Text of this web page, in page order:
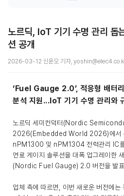
노르딕, IoT 기기 수명 관리 돕
션 공개
2026-03-12 신윤오 기자,
‘Fuel Gauge 2.0’, 적응형 배터
분석 지원...IoT 기기 수명 관리와
노르딕 세미컨덕터(Nordic
2026(Embedded World 2026)에서
nPM1300 및 nPM1304 전력관리 IC를
연료 게이지 솔루션을 대폭 업그레이한
(Nordic Fuel Gauge) 2.0 버전을 발표
업체 측에 따르면, 이번 새로운 버전에